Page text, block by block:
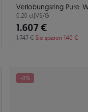
Verlobungsring Pure:
0.20 ct|VS/G
1.607 €
1.747 € Sie sparen 140 €
-8%